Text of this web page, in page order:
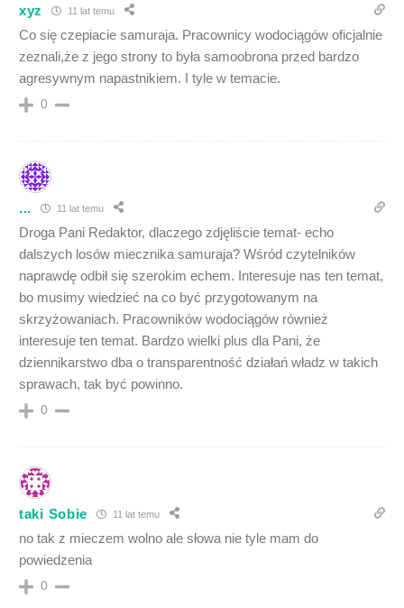
xyz 11 lat temu
Co się czepiacie samuraja. Pracownicy wodociągów oficjalnie
zeznali,że z jego strony to była samoobrona przed bardzo
agresywnym napastnikiem. I tyle w temacie.
0
... 11 lat temu
Droga Pani Redaktor, dlaczego zdjęliście temat- echo
dalszych losów miecznika samuraja? Wśród czytelników
naprawdę odbił się szerokim echem. Interesuje nas ten temat,
bo musimy wiedzieć na co być przygotowanym na
skrzyżowaniach. Pracowników wodociągów również
interesuje ten temat. Bardzo wielki plus dla Pani, że
dziennikarstwo dba o transparentność działań władz w takich
sprawach, tak być powinno.
0
taki Sobie 11 lat temu
no tak z mieczem wolno ale słowa nie tyle mam do
powiedzenia
0